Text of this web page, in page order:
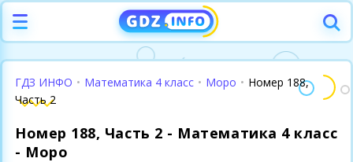
ГДЗ ИНФО • Математика 4 класс • Моро • Номер 188,
Часть 2
Номер 188, Часть 2 - Математика 4 класс
- Моро